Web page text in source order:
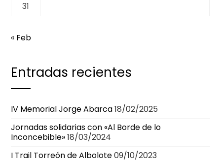
31
« Feb
Entradas recientes
IV Memorial Jorge Abarca18/02/2025
Jornadas solidarias con «Al Borde de lo
Inconcebible»18/03/2024
I Trail Torreón de Albolote09/10/2023